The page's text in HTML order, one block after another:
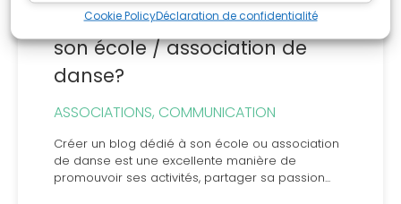
Cookie PolicyDéclaration de confidentialité
Comment créer un blog pour
son école / association de
danse?
ASSOCIATIONS, COMMUNICATION
Créer un blog dédié à son école ou association
de danse est une excellente manière de
promouvoir ses activités, partager sa passion...